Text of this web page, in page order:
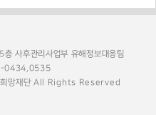
사후관리사업부 유해정보대응팀
0434,0535
망재단 All Rights Reserved